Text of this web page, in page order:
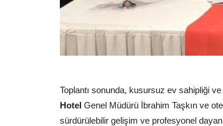
Toplantı sonunda, kusursuz ev sahipliği
Hotel Genel Müdürü İbrahim Taşkın ve
sürdürülebilir gelişim ve profesyonel